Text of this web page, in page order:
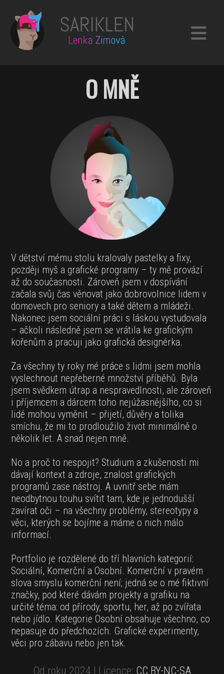
PORTFOLIO
O AUTORCE
KONTAKT
O MNĚ
V dětství mému stolu kralovaly pastelky a fixy,
později myš a grafické programy – ty mě provází
až do současnosti. Zároveň jsem v dospívání
začala svůj čas věnovat jako dobrovolnice lidem v
domovech pro seniory a také dětem a mládeži.
Nakonec jsem sociální práci s láskou vystudovala
– ačkoli následně jsem se vrátila ke grafickým
kořenům a pracuji jako grafická designérka.
Za všechny ty roky mé práce s lidmi jsem mohla
vyslechnout nepřeberné množství příběhů. Byla
jsem svědkem útrap a nespravedlnosti, ale zároveň
i příjemcem a dárcem toho nejúžasnějšího, co si
lidé mohou vyměnit – přijetí, důvěry a tolika
smíchu, že mi to prodloužilo život minimálně o
několik let. A snad nejen mně.
No a proč to nespojit? Studium a zkušenosti mi
dávají kontext a zdroje, znalost grafických
programů zase nástroj. A uvnitř sebe mám
neodbytnou touhu svítit tam, kde je jednodušší
zavírat oči – na všechny problémy, stereotypy a
věci, kterých se bojíme a máme o nich málo
informací.
Portfolio je rozdělené do tří hlavních kategorií:
Sociální, Komerční a Osobní. Komerční v pravém
slova smyslu komerční není; jedná se o mé fiktivní
značky, pod které dávám projekty a grafiku na
určité téma: od přírody, sportu, her, až po zvířata
nebo jídlo. Kategorie Osobní obsahuje všechno, co
nepasuje do předchozích. Grafické experimenty,
věci pro zábavu nebo jen tak.
Od roku 2024 | Licence: CC BY-NC-SA